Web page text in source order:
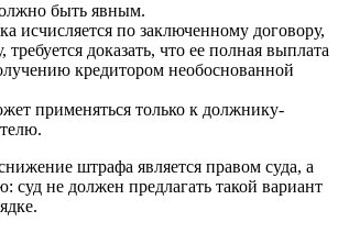
быть явным.
исчисляется по заключенному договору,
требуется доказать, что ее полная выплата
кредитором необоснованной
применяться только к должнику-
штрафа является правом суда, а
суд не должен предлагать такой вариант